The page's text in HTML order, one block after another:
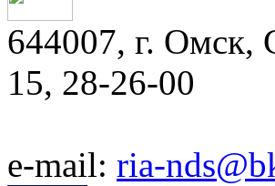
644007, г. Омск,
15, 28-26-00
e-mail: ria-